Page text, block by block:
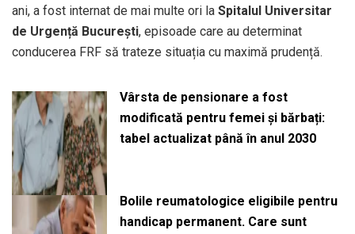
ani, a fost internat de mai multe ori la Spitalul Universitar
de Urgență București, episoade care au determinat
conducerea FRF să trateze situația cu maximă prudență.
Vârsta de pensionare a fost
modificată pentru femei și bărbați:
tabel actualizat până în anul 2030
Bolile reumatologice eligibile pentru
handicap permanent. Care sunt